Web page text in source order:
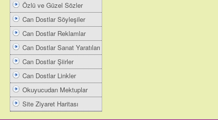
Özlü ve Güzel Sözler
Can Dostlar Söyleşiler
Can Dostlar Reklamlar
Can Dostlar Sanat Yaratıları
Can Dostlar Şiirler
Can Dostlar Linkler
Okuyucudan Mektuplar
Site Ziyaret Haritası